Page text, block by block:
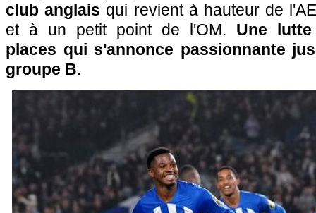
club anglais qui revient à hauteur de
et à un petit point de l'OM. Une
places qui s'annonce passionnante
groupe B.